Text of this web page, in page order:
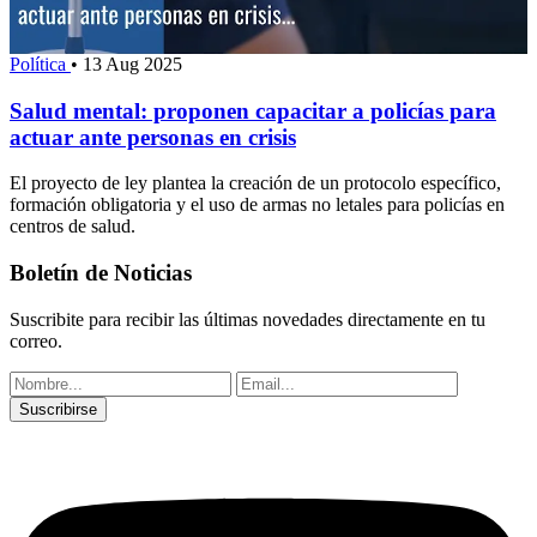
Política • 13 Aug 2025
Salud mental: proponen capacitar a policías para
actuar ante personas en crisis
El proyecto de ley plantea la creación de un protocolo específico,
formación obligatoria y el uso de armas no letales para policías en
centros de salud.
Boletín de Noticias
Suscribite para recibir las últimas novedades directamente en tu
correo.
Suscribirse